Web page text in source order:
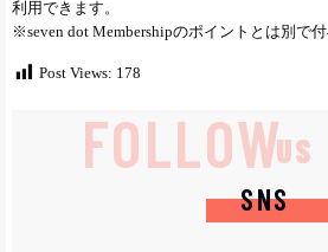
利用できます。
※seven dot Membershipのポイントとは別で付
Post Views: 178
FOLLOWUS
SNS